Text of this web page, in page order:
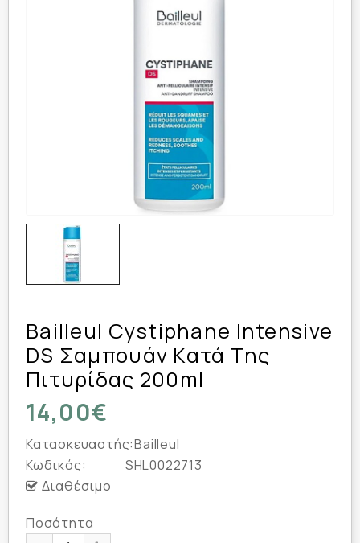
Bailleul Cystiphane Intensive
DS Σαμπουάν Κατά Της
Πιτυρίδας 200ml
14,00€
Κατασκευαστής:Bailleul
Κωδικός:
SHL0022713
Διαθέσιμο
Ποσότητα